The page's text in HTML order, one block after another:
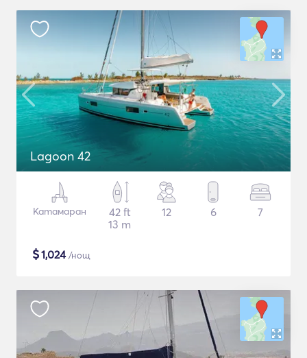
Lagoon 42
Катамаран
42 ft
13 m
12 6 7
$1,024/нощ